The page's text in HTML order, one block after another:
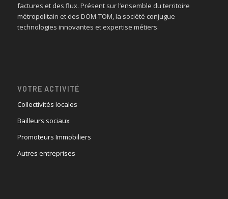
factures et des flux. Présent sur l’ensemble du territoire
métropolitain et des DOM-TOM, la société conjugue
technologies innovantes et expertise métiers.
VOTRE ACTIVITÉ
Collectivités locales
Bailleurs sociaux
Promoteurs Immobiliers
Autres entreprises